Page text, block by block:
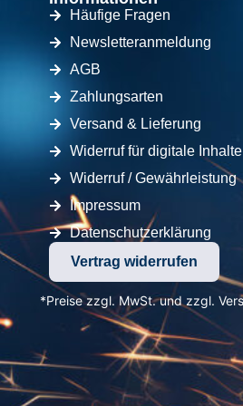
Häufige Fragen
Newsletteranmeldung
AGB
Zahlungsarten
Versand & Lieferung
Widerruf für digitale Inhalte
Widerruf / Gewährleistung
Impressum
Datenschutzerklärung
Vertrag widerrufen
*Preise zzgl. MwSt. und zzgl.